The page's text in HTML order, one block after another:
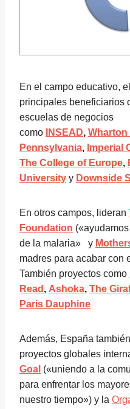
En el campo educativo,
principales beneficiarios
escuelas de negocios
como
INSEAD,
Pennsylvania, Imperial
The College of Europe,
University y Downside
En otros campos, lideran
Foundation
de la malaria» y
madres para acabar con
También proyectos como
Read , Ashoka, The
Paris Dauphine
Además, España
proyectos globales
Goal («uniendo a la
para enfrentar los
nuestro tiempo») y la